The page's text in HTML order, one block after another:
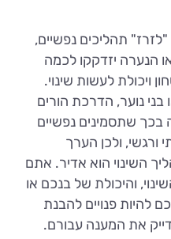
תהליכים נפשיים,
הנערה יזדקקו לכמה
ויכולת לעשות שינוי.
נוער, הדרכת הורים
בכך שתסמינים נפשיים
ולכן הערך
השינוי הוא אדיר. אתם
והיכולת של בנכם או
להיות פנויים להבנת
את המענה עבורם.